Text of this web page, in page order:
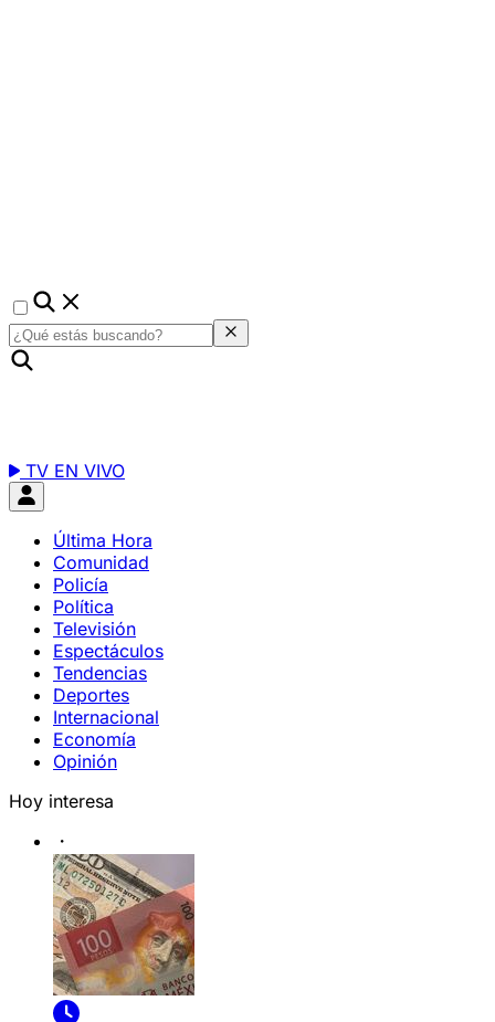
TV EN VIVO
Última Hora
Comunidad
Policía
Política
Televisión
Espectáculos
Tendencias
Deportes
Internacional
Economía
Opinión
Hoy interesa